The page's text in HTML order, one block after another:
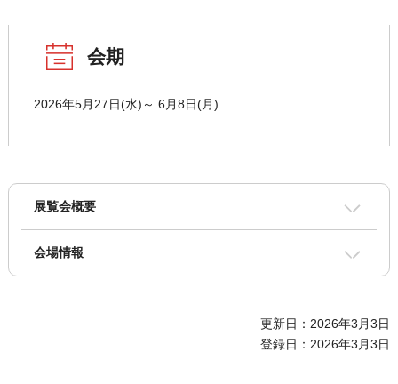
会期
2026年5月27日(水)～ 6月8日(月)
展覧会概要
会場情報
更新日：2026年3月3日
登録日：2026年3月3日